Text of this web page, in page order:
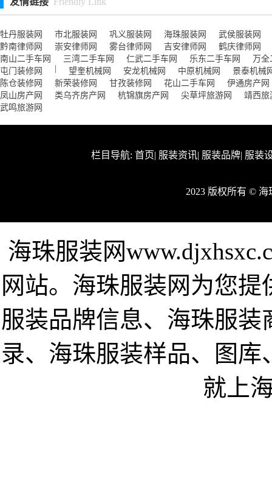
牡丹服装网 市北服装网 巩义服装网 海珠服装网
武侯服装网
黔南律师网
崇安律师网 雾台律师网 吉安律师网
鹤庆律师网
南山二手车网
三湾二手车网 仁武二手车网 乐东二手车网
万
屯门装修网
望奎机械网 安龙机械网 中原机械网
景泰机械
陈仓装修网
新荣装修网 甘孜装修网 花山二手车网
伊通房产网
凤山房产网
类乌齐房产网 杭锦旗房产网 尖草坪旅游网
靖西旅
武鸣旅游网
栏目导航: 首页| 服装资讯| 服装品牌| 服装
2023 版权所有 ©
海珠服装网
网站。海珠服装网为您
服装品牌信息、海珠服
录、海珠服装样品、图
就上